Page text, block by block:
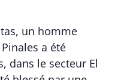
un homme
a été
dans le secteur El